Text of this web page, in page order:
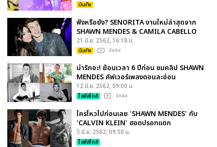
บันเทิง
ฟังหรือยัง? SENORITA งานใหม่ล่าสุดจาก
SHAWN MENDES & CAMILA CABELLO
21 มิ.ย. 2562, 16:18 น.
บันเทิง : มีคลิป
น่ารักอะ! ย้อนเวลา 6 ปีก่อน ชมคลิป SHAWN
MENDES คัฟเวอร์เพลงตอนละอ่อน
12 มิ.ย. 2562, 09:00 น.
ไลฟ์สไตล์ : มีคลิป
ใครไหวไปก่อนเลย 'SHAWN MENDES' กับ
'CALVIN KLEIN' ฮอตปรอทแตก
5 มิ.ย. 2562, 09:50 น.
ไลฟ์สไตล์